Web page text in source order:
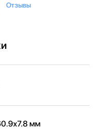
Отзывы
мм